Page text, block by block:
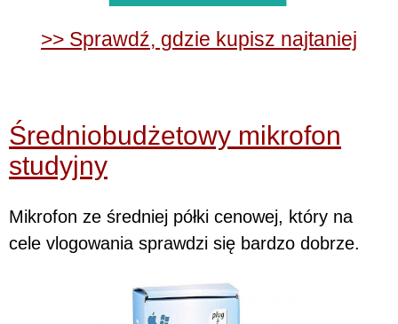
>> Sprawdź, gdzie kupisz najtaniej
Średniobudżetowy mikrofon
studyjny
Mikrofon ze średniej półki cenowej, który na
cele vlogowania sprawdzi się bardzo dobrze.